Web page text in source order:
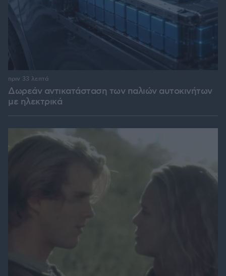
Δωρεάν αντικατάσταση των παλιών αυτοκινήτων
με ηλεκτρικά
πριν 33 λεπτά